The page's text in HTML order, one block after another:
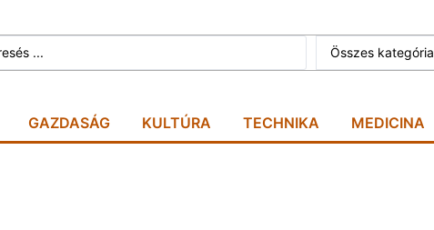
Összes kategória
GAZDASÁG KULTÚRA TECHNIKA MEDICINA